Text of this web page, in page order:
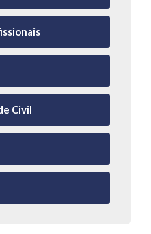
Civil